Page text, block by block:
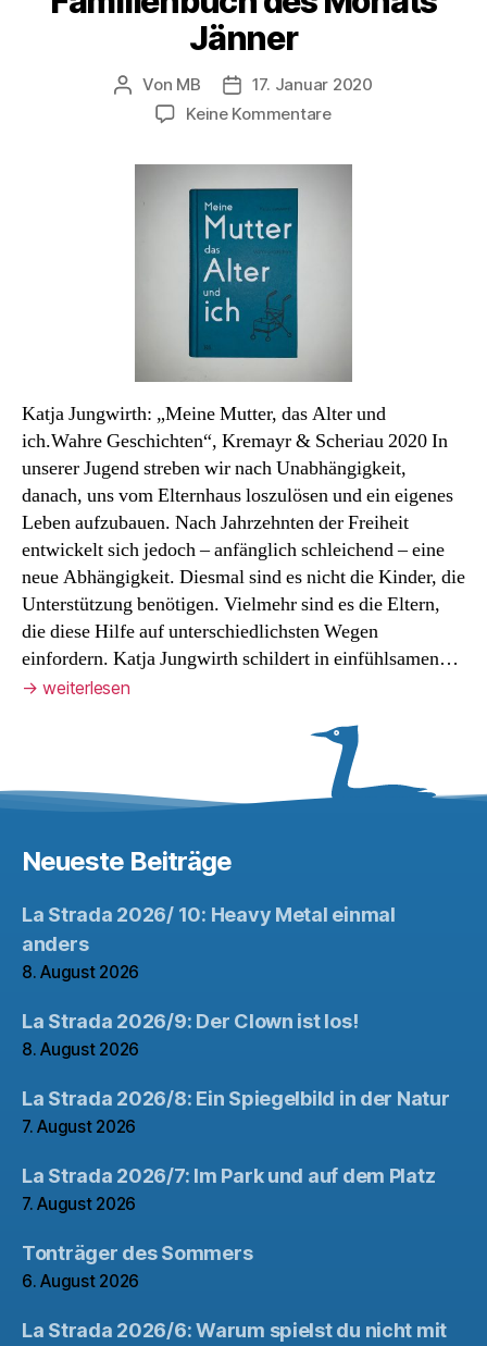
Jänner
Beitragsautor
Von MB Veröffentlichungsdatum
17. Januar 2020
Keine Kommentarezu
des
Katja Jungwirth: „Meine Mutter, das Alter und
ich.Wahre Geschichten“, Kremayr & Scheriau 2020 In
unserer Jugend streben wir nach Unabhängigkeit,
danach, uns vom Elternhaus loszulösen und ein eigenes
Leben aufzubauen. Nach Jahrzehnten der Freiheit
entwickelt sich jedoch – anfänglich schleichend – eine
neue Abhängigkeit. Diesmal sind es nicht die Kinder, die
Unterstützung benötigen. Vielmehr sind es die Eltern,
die diese Hilfe auf unterschiedlichsten Wegen
einfordern. Katja Jungwirth schildert in einfühlsamen…
→ weiterlesen
Neueste Beiträge
La Strada 2026/ 10: Heavy Metal einmal
anders
8. August 2026
La Strada 2026/9: Der Clown ist los!
8. August 2026
La Strada 2026/8: Ein Spiegelbild in der Natur
7. August 2026
La Strada 2026/7: Im Park und auf dem Platz
7. August 2026
Tonträger des Sommers
6. August 2026
La Strada 2026/6: Warum spielst du nicht mit